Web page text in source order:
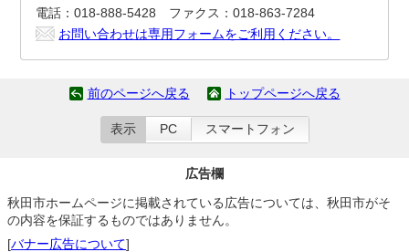
電話：018-888-5428 ファクス：018-863-7284
お問い合わせは専用フォームをご利用ください。
前のページへ戻る トップページへ戻る
表示 PC スマートフォン
広告欄
秋田市ホームページに掲載されている広告については、秋田市がそ
の内容を保証するものではありません。
[バナー広告について]